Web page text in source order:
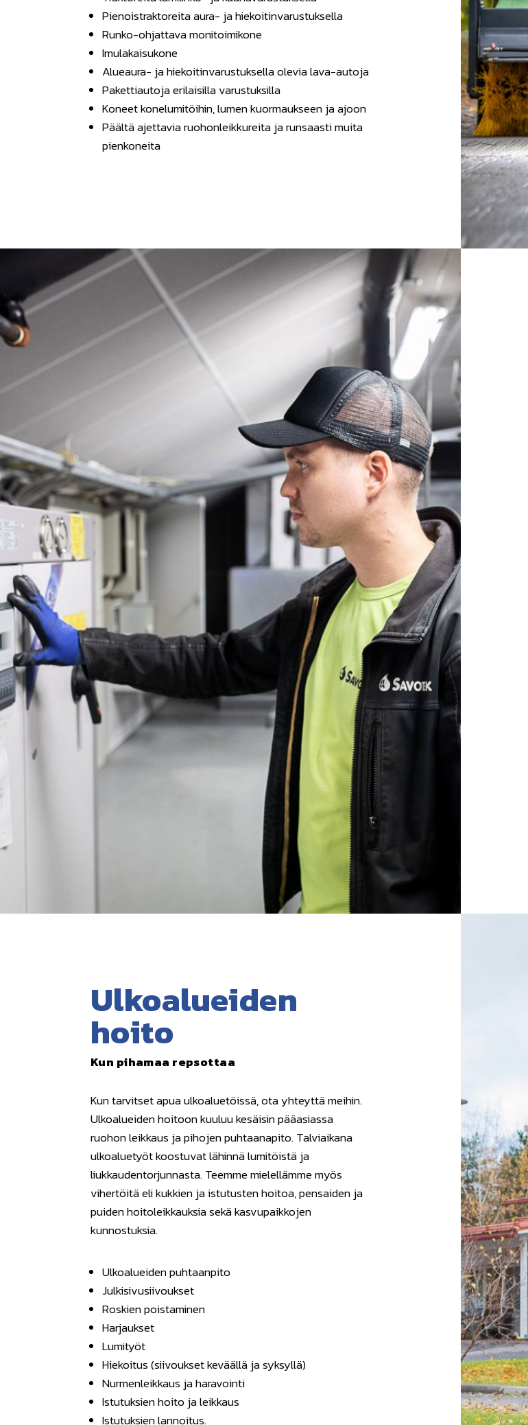
Pienoistraktoreita aura- ja hiekoitinvarustuksella
Runko-ohjattava monitoimikone
Imulakaisukone
Alueaura- ja hiekoitinvarustuksella olevia lava-autoja
Pakettiautoja erilaisilla varustuksilla
Koneet konelumitöihin, lumen kuormaukseen ja ajoon
Päältä ajettavia ruohonleikkureita ja runsaasti muita
pienkoneita
Ulkoalueiden
hoito
Kun pihamaa repsottaa
Kun tarvitset apua ulkoaluetöissä, ota yhteyttä meihin.
Ulkoalueiden hoitoon kuuluu kesäisin pääasiassa
ruohon leikkaus ja pihojen puhtaanapito. Talviaikana
ulkoaluetyöt koostuvat lähinnä lumitöistä ja
liukkaudentorjunnasta. Teemme mielellämme myös
vihertöitä eli kukkien ja istutusten hoitoa, pensaiden ja
puiden hoitoleikkauksia sekä kasvupaikkojen
kunnostuksia.
Ulkoalueiden puhtaanpito
Julkisivusiivoukset
Roskien poistaminen
Harjaukset
Lumityöt
Hiekoitus (siivoukset keväällä ja syksyllä)
Nurmenleikkaus ja haravointi
Istutuksien hoito ja leikkaus
Istutuksien lannoitus.